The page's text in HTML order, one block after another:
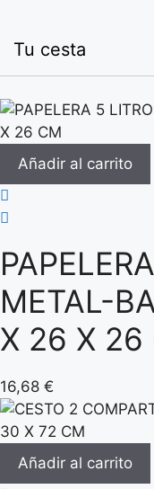
Tu cesta
Añadir al carrito
METAL-
X 26 X 26
16,68 €
Añadir al carrito